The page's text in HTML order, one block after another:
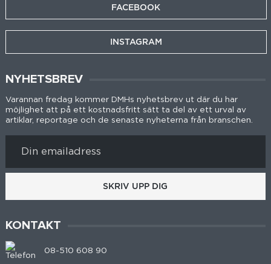
FACEBOOK
INSTAGRAM
NYHETSBREV
Varannan fredag kommer DMHs nyhetsbrev ut där du har
möjlighet att på ett kostnadsfritt sätt ta del av ett urval av
artiklar, reportage och de senaste nyheterna från branschen.
SKRIV UPP DIG
KONTAKT
08-510 608 90